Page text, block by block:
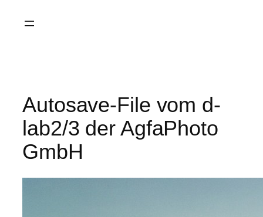
Autosave-File vom d-
lab2/3 der AgfaPhoto
GmbH